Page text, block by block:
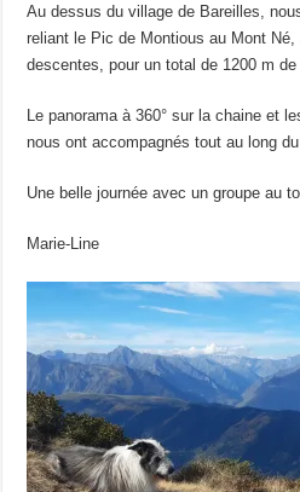
Au dessus du village de Bareilles,
reliant le Pic de Montious au Mont
descentes, pour un total de 1200 m de
Le panorama à 360° sur la chaine et
nous ont accompagnés tout au long du
Une belle journée avec un groupe au
Marie-Line